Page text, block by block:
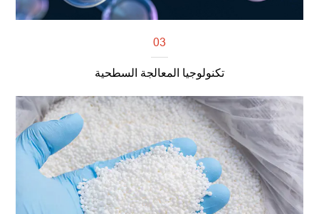
اقرأ أكثر
03
تكنولوجيا المعالجة السطحية